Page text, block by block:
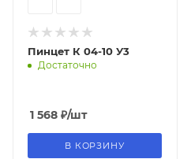
Пинцет К 04-10 У3
Достаточно
1 568 ₽/шт
В КОРЗИНУ